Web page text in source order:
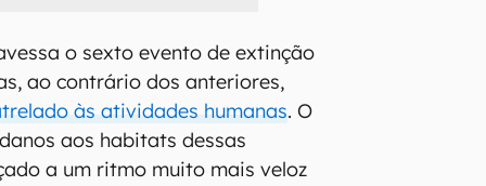
o sexto evento de extinção
ao contrário dos anteriores,
às atividades humanas. O
aos habitats dessas
a um ritmo muito mais veloz